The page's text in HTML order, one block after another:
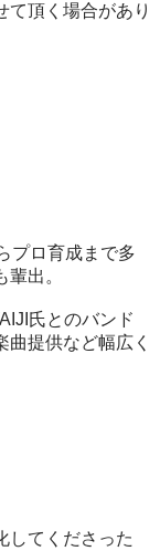
頂く場合があり
プロ育成まで多
出。
氏とのバンド
提供など幅広く
してくださった